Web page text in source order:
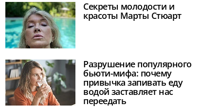
Секреты молодости и
красоты Марты Стюарт
Разрушение популярного
бьюти-мифа: почему
привычка запивать еду
водой заставляет нас
переедать